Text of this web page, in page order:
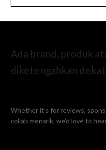
Ada brand, produk
diketengahkan
Whether it’s for reviews,
collab menarik, we’d love to